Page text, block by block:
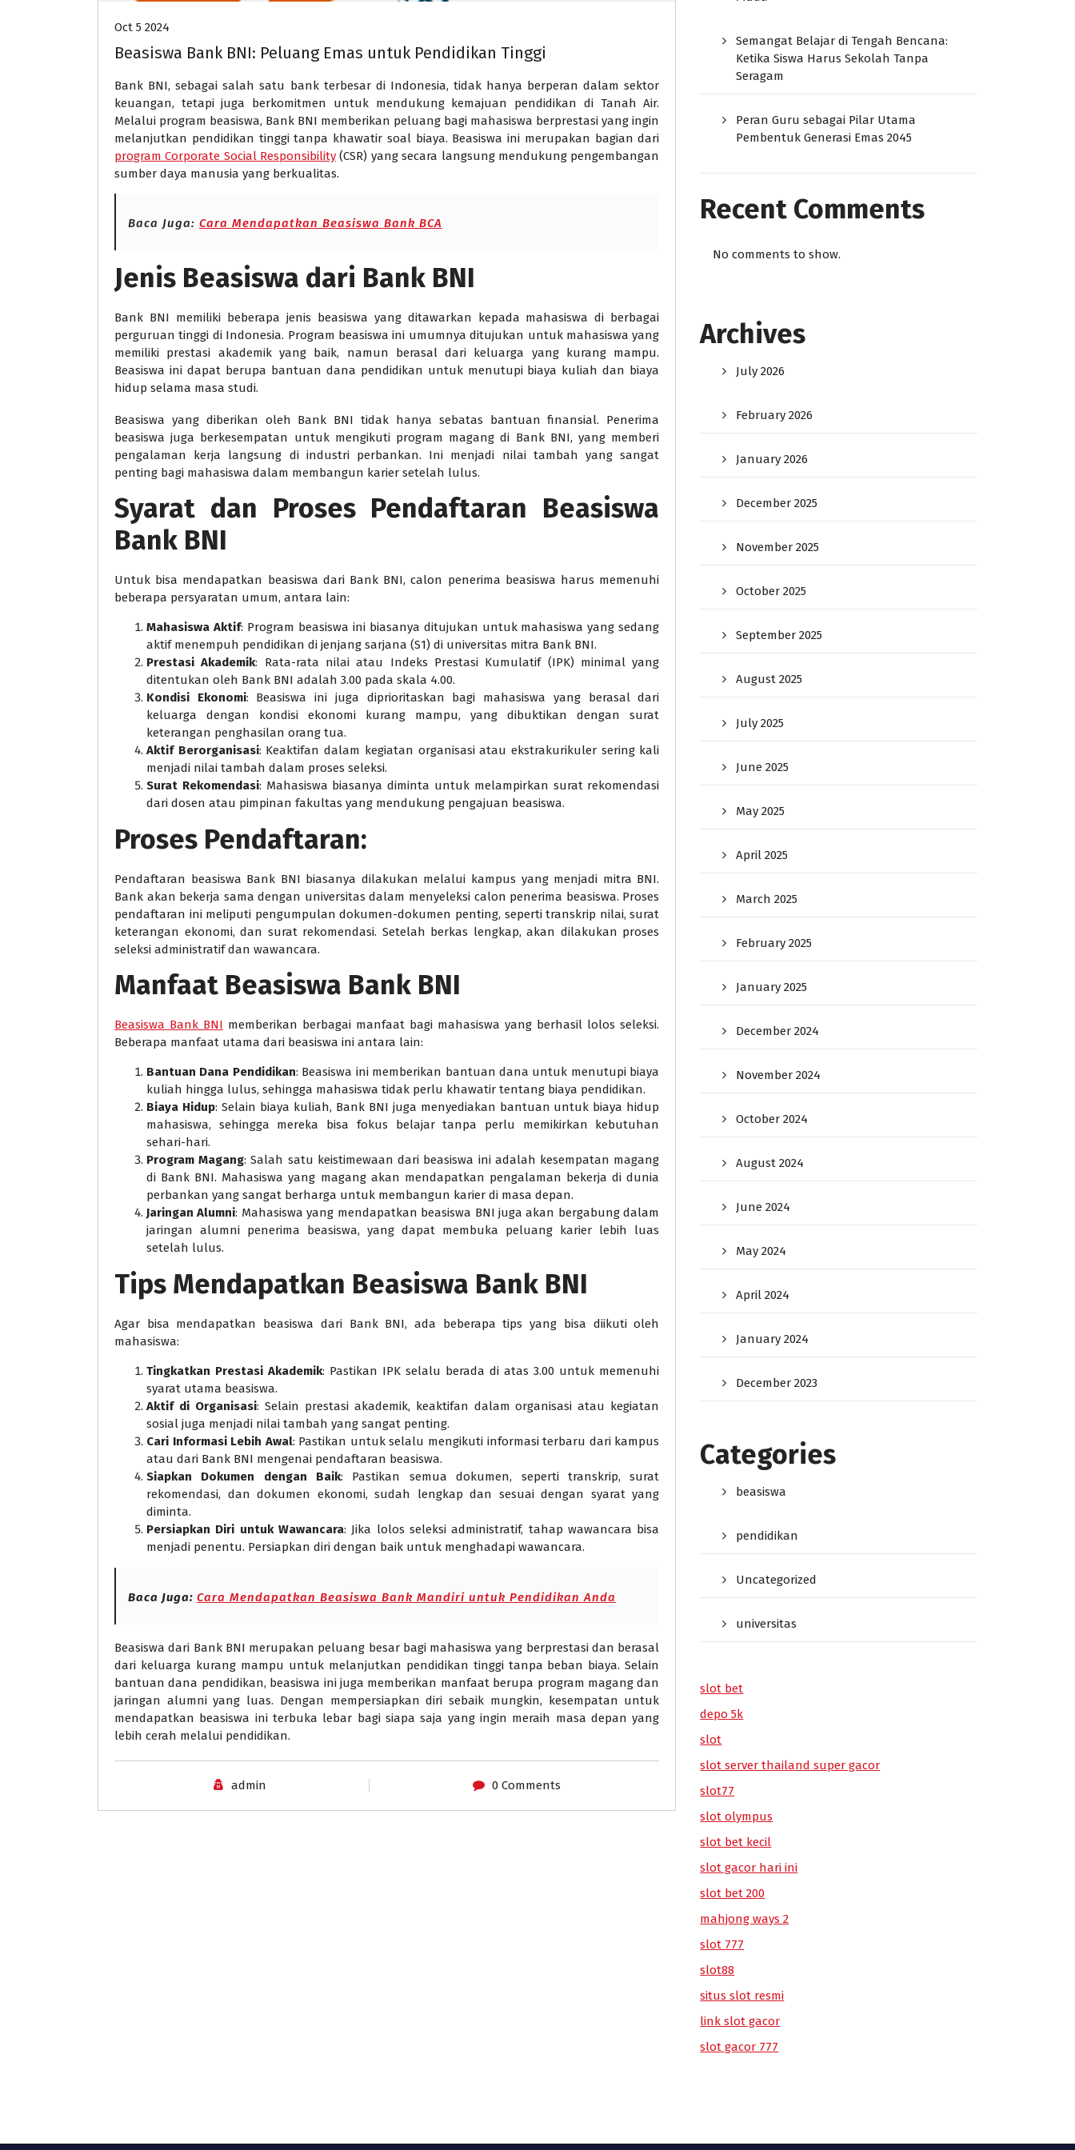
Oct 5 2024
Beasiswa Bank BNI: Peluang Emas untuk Pendidikan Tinggi
Bank BNI, sebagai salah satu bank terbesar di Indonesia, tidak hanya berperan dalam sektor
keuangan, tetapi juga berkomitmen untuk mendukung kemajuan pendidikan di Tanah Air.
Melalui program beasiswa, Bank BNI memberikan peluang bagi mahasiswa berprestasi yang ingin
melanjutkan pendidikan tinggi tanpa khawatir soal biaya. Beasiswa ini merupakan bagian dari
program Corporate Social Responsibility (CSR) yang secara langsung mendukung pengembangan
sumber daya manusia yang berkualitas.
Baca Juga: Cara Mendapatkan Beasiswa Bank BCA
Jenis Beasiswa dari Bank BNI
Bank BNI memiliki beberapa jenis beasiswa yang ditawarkan kepada mahasiswa di berbagai
perguruan tinggi di Indonesia. Program beasiswa ini umumnya ditujukan untuk mahasiswa yang
memiliki prestasi akademik yang baik, namun berasal dari keluarga yang kurang mampu.
Beasiswa ini dapat berupa bantuan dana pendidikan untuk menutupi biaya kuliah dan biaya
hidup selama masa studi.
Beasiswa yang diberikan oleh Bank BNI tidak hanya sebatas bantuan finansial. Penerima
beasiswa juga berkesempatan untuk mengikuti program magang di Bank BNI, yang memberi
pengalaman kerja langsung di industri perbankan. Ini menjadi nilai tambah yang sangat
penting bagi mahasiswa dalam membangun karier setelah lulus.
Syarat dan Proses Pendaftaran Beasiswa
Bank BNI
Untuk bisa mendapatkan beasiswa dari Bank BNI, calon penerima beasiswa harus memenuhi
beberapa persyaratan umum, antara lain:
Mahasiswa Aktif: Program beasiswa ini biasanya ditujukan untuk mahasiswa yang sedang
aktif menempuh pendidikan di jenjang sarjana (S1) di universitas mitra Bank BNI.
Prestasi Akademik: Rata-rata nilai atau Indeks Prestasi Kumulatif (IPK) minimal yang
ditentukan oleh Bank BNI adalah 3.00 pada skala 4.00.
Kondisi Ekonomi: Beasiswa ini juga diprioritaskan bagi mahasiswa yang berasal dari
keluarga dengan kondisi ekonomi kurang mampu, yang dibuktikan dengan surat
keterangan penghasilan orang tua.
Aktif Berorganisasi: Keaktifan dalam kegiatan organisasi atau ekstrakurikuler sering kali
menjadi nilai tambah dalam proses seleksi.
Surat Rekomendasi: Mahasiswa biasanya diminta untuk melampirkan surat rekomendasi
dari dosen atau pimpinan fakultas yang mendukung pengajuan beasiswa.
Proses Pendaftaran:
Pendaftaran beasiswa Bank BNI biasanya dilakukan melalui kampus yang menjadi mitra BNI.
Bank akan bekerja sama dengan universitas dalam menyeleksi calon penerima beasiswa. Proses
pendaftaran ini meliputi pengumpulan dokumen-dokumen penting, seperti transkrip nilai, surat
keterangan ekonomi, dan surat rekomendasi. Setelah berkas lengkap, akan dilakukan proses
seleksi administratif dan wawancara.
Manfaat Beasiswa Bank BNI
Beasiswa Bank BNI memberikan berbagai manfaat bagi mahasiswa yang berhasil lolos seleksi.
Beberapa manfaat utama dari beasiswa ini antara lain:
Bantuan Dana Pendidikan: Beasiswa ini memberikan bantuan dana untuk menutupi biaya
kuliah hingga lulus, sehingga mahasiswa tidak perlu khawatir tentang biaya pendidikan.
Biaya Hidup: Selain biaya kuliah, Bank BNI juga menyediakan bantuan untuk biaya hidup
mahasiswa, sehingga mereka bisa fokus belajar tanpa perlu memikirkan kebutuhan
sehari-hari.
Program Magang: Salah satu keistimewaan dari beasiswa ini adalah kesempatan magang
di Bank BNI. Mahasiswa yang magang akan mendapatkan pengalaman bekerja di dunia
perbankan yang sangat berharga untuk membangun karier di masa depan.
Jaringan Alumni: Mahasiswa yang mendapatkan beasiswa BNI juga akan bergabung dalam
jaringan alumni penerima beasiswa, yang dapat membuka peluang karier lebih luas
setelah lulus.
Tips Mendapatkan Beasiswa Bank BNI
Agar bisa mendapatkan beasiswa dari Bank BNI, ada beberapa tips yang bisa diikuti oleh
mahasiswa:
Tingkatkan Prestasi Akademik: Pastikan IPK selalu berada di atas 3.00 untuk memenuhi
syarat utama beasiswa.
Aktif di Organisasi: Selain prestasi akademik, keaktifan dalam organisasi atau kegiatan
sosial juga menjadi nilai tambah yang sangat penting.
Cari Informasi Lebih Awal: Pastikan untuk selalu mengikuti informasi terbaru dari kampus
atau dari Bank BNI mengenai pendaftaran beasiswa.
Siapkan Dokumen dengan Baik: Pastikan semua dokumen, seperti transkrip, surat
rekomendasi, dan dokumen ekonomi, sudah lengkap dan sesuai dengan syarat yang
diminta.
Persiapkan Diri untuk Wawancara: Jika lolos seleksi administratif, tahap wawancara bisa
menjadi penentu. Persiapkan diri dengan baik untuk menghadapi wawancara.
Baca Juga: Cara Mendapatkan Beasiswa Bank Mandiri untuk Pendidikan Anda
Beasiswa dari Bank BNI merupakan peluang besar bagi mahasiswa yang berprestasi dan berasal
dari keluarga kurang mampu untuk melanjutkan pendidikan tinggi tanpa beban biaya. Selain
bantuan dana pendidikan, beasiswa ini juga memberikan manfaat berupa program magang dan
jaringan alumni yang luas. Dengan mempersiapkan diri sebaik mungkin, kesempatan untuk
mendapatkan beasiswa ini terbuka lebar bagi siapa saja yang ingin meraih masa depan yang
lebih cerah melalui pendidikan.
admin 0 Comments
Semangat Belajar di Tengah Bencana:
Ketika Siswa Harus Sekolah Tanpa
Seragam
Peran Guru sebagai Pilar Utama
Pembentuk Generasi Emas 2045
Recent Comments
No comments to show.
Archives
July 2026
February 2026
January 2026
December 2025
November 2025
October 2025
September 2025
August 2025
July 2025
June 2025
May 2025
April 2025
March 2025
February 2025
January 2025
December 2024
November 2024
October 2024
August 2024
June 2024
May 2024
April 2024
January 2024
December 2023
Categories
beasiswa
pendidikan
Uncategorized
universitas
slot bet
depo 5k
slot
slot server thailand super gacor
slot77
slot olympus
slot bet kecil
slot gacor hari ini
slot bet 200
mahjong ways 2
slot 777
slot88
situs slot resmi
link slot gacor
slot gacor 777